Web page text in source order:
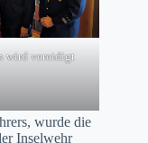
wird vereidigt
wurde die
Inselwehr